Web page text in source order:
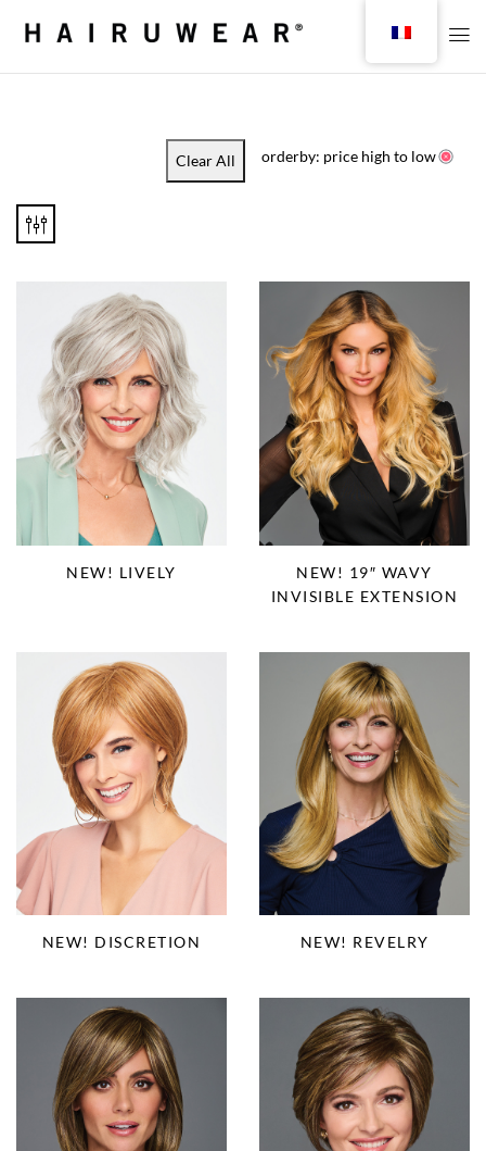
Clear All orderby: price high to low
NEW! LIVELY
NEW! 19″ WAVY
INVISIBLE EXTENSION
NEW! DISCRETION NEW! REVELRY